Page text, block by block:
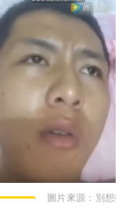
圖片來源： 別